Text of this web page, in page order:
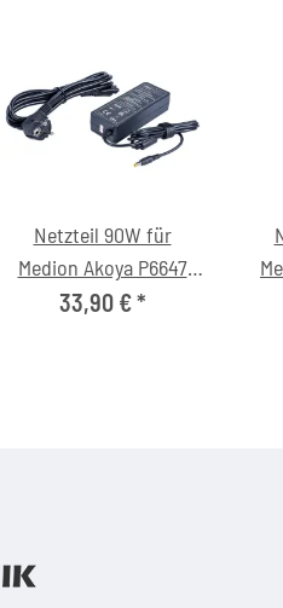
Netzteil 90W für
Medion Akoya P6647
(MD99026) Notebook
33,90 €*